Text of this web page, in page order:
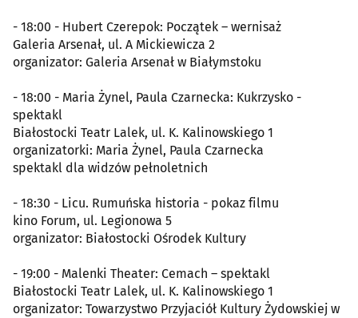
- 18:00 - Hubert Czerepok: Początek – wernisaż
Galeria Arsenał, ul. A Mickiewicza 2
organizator: Galeria Arsenał w Białymstoku
- 18:00 - Maria Żynel, Paula Czarnecka: Kukrzysko -
spektakl
Białostocki Teatr Lalek, ul. K. Kalinowskiego 1
organizatorki: Maria Żynel, Paula Czarnecka
spektakl dla widzów pełnoletnich
- 18:30 - Licu. Rumuńska historia - pokaz filmu
kino Forum, ul. Legionowa 5
organizator: Białostocki Ośrodek Kultury
- 19:00 - Malenki Theater: Cemach – spektakl
Białostocki Teatr Lalek, ul. K. Kalinowskiego 1
organizator: Towarzystwo Przyjaciół Kultury Żydowskiej w